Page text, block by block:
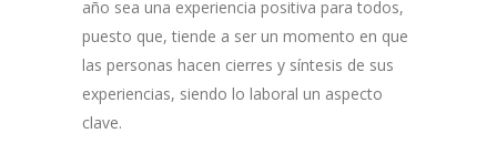
año sea una experiencia positiva para todos,
puesto que, tiende a ser un momento en que
las personas hacen cierres y síntesis de sus
experiencias, siendo lo laboral un aspecto
clave.